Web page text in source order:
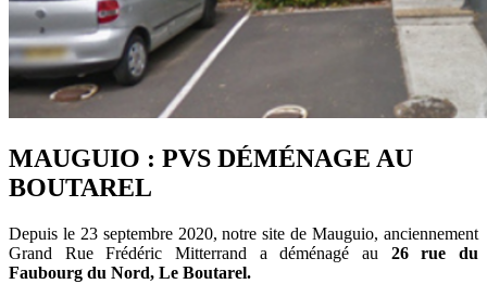
MAUGUIO : PVS DÉMÉNAGE AU
BOUTAREL
Depuis le 23 septembre 2020, notre site de Mauguio, anciennement
Grand Rue Frédéric Mitterrand a déménagé au 26 rue du
Faubourg du Nord, Le Boutarel.